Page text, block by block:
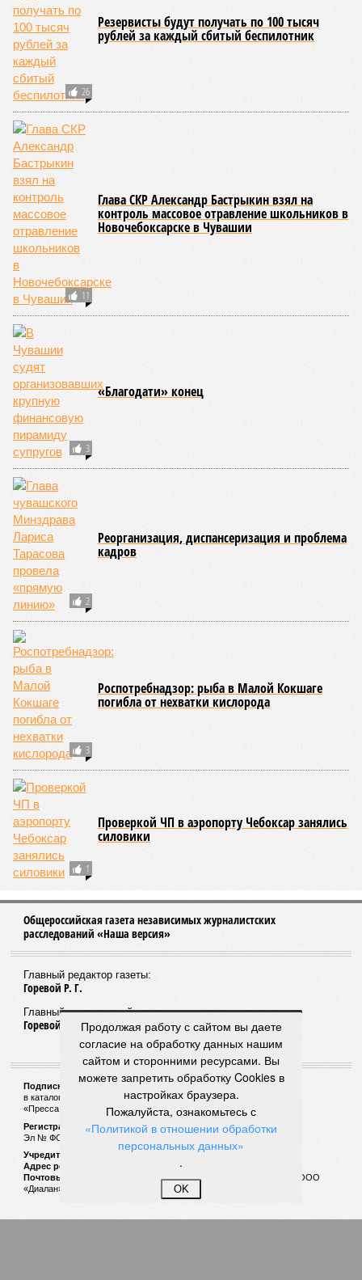
26
Резервисты будут получать по 100 тысяч
рублей за каждый сбитый беспилотник
11
Глава СКР Александр Бастрыкин взял на
контроль массовое отравление школьников в
Новочебоксарске в Чувашии
3
«Благодати» конец
2
Реорганизация, диспансеризация и проблема
кадров
3
Роспотребнадзор: рыба в Малой Кокшаге
погибла от нехватки кислорода
1
Проверкой ЧП в аэропорту Чебоксар занялись
силовики
Общероссийская газета независимых журналистских
расследований «Наша версия»
Главный редактор газеты:
Горевой Р. Г.
Главный редактор сайта:
Горевой Р. Г.
Подписной индекс газеты «Наша версия»:
в каталоге «Почта России» —99266
«Пресса России» (зелёный) —41522
Регистрационный номер Роскомнадзора
Эл № ФС77-53847 от 26.04.2013.
Учредитель ООО «Версия»
Адрес редакции:
123100, Россия, Москва, улица 1905 года, 7с1
Почтовый адрес редакции:
123022, Россия, Москва, а/я 29. для ООО
«Диалан»
Продолжая работу с сайтом вы даете
согласие на обработку данных нашим
сайтом и сторонними ресурсами. Вы
можете запретить обработку Cookies в
настройках браузера.
Пожалуйста, ознакомьтесь с
«Политикой в отношении обработки
персональных данных»
.
OK